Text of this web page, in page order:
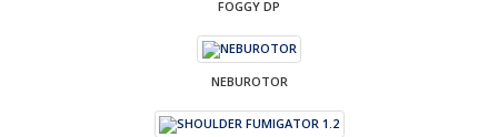
FOGGY DP
NEBUROTOR